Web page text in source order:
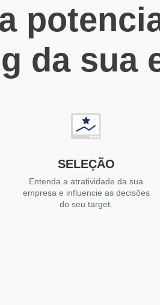
da sua
SELEÇÃO
Entenda a atratividade da sua
empresa e influencie as decisões
do seu target.